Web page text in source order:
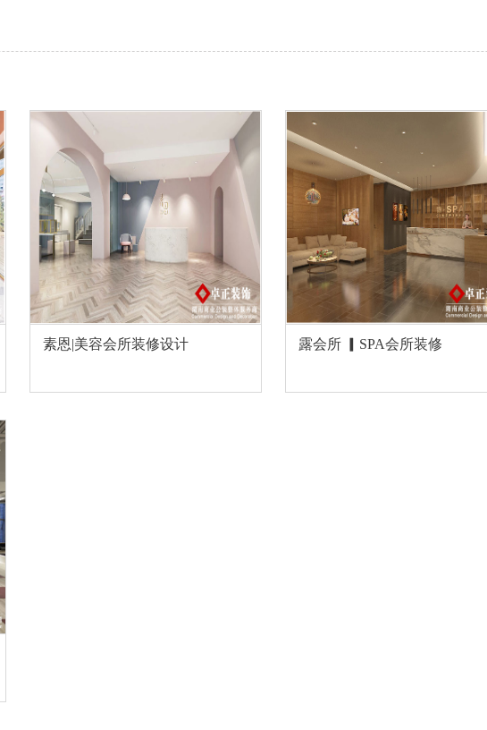
素恩|美容会所装修设计 露会所 ▎SPA会所装修